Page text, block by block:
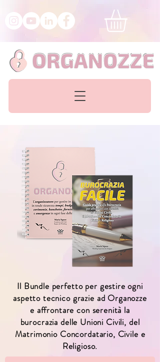
Il Bundle perfetto per gestire ogni
aspetto tecnico grazie ad Organozze
e affrontare con serenità la
burocrazia delle Unioni Civili, del
Matrimonio Concordatario, Civile e
Religioso.